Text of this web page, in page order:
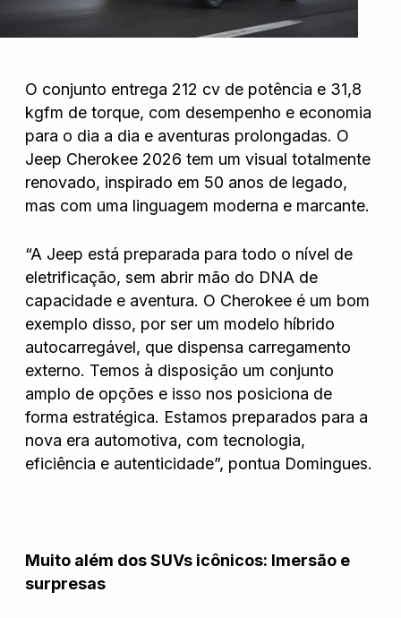
O conjunto entrega 212 cv de potência e 31,8
kgfm de torque, com desempenho e economia
para o dia a dia e aventuras prolongadas. O
Jeep Cherokee 2026 tem um visual totalmente
renovado, inspirado em 50 anos de legado,
mas com uma linguagem moderna e marcante.
“A Jeep está preparada para todo o nível de
eletrificação, sem abrir mão do DNA de
capacidade e aventura. O Cherokee é um bom
exemplo disso, por ser um modelo híbrido
autocarregável, que dispensa carregamento
externo. Temos à disposição um conjunto
amplo de opções e isso nos posiciona de
forma estratégica. Estamos preparados para a
nova era automotiva, com tecnologia,
eficiência e autenticidade”, pontua Domingues.
Muito além dos SUVs icônicos: Imersão e
surpresas